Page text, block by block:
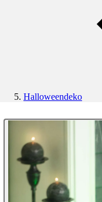
Halloweendeko